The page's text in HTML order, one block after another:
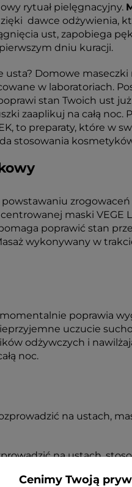
rytuał pielęgnacyjny.
dawce odżywienia,
ust, zapobiega
dniu kuracji.
usta? Domowe
w laboratoriach.
stan Twoich ust
zaaplikuj na całą
to preparaty, które w
stosowania
maski
poprawić stan
wykonywany w
poprawia
uczucie
odżywczych i
noc.
na ustach,
na ustach,
ust Floslek.
Cenimy Twoją